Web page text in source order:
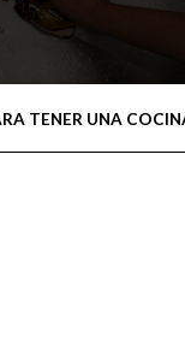
TENER UNA